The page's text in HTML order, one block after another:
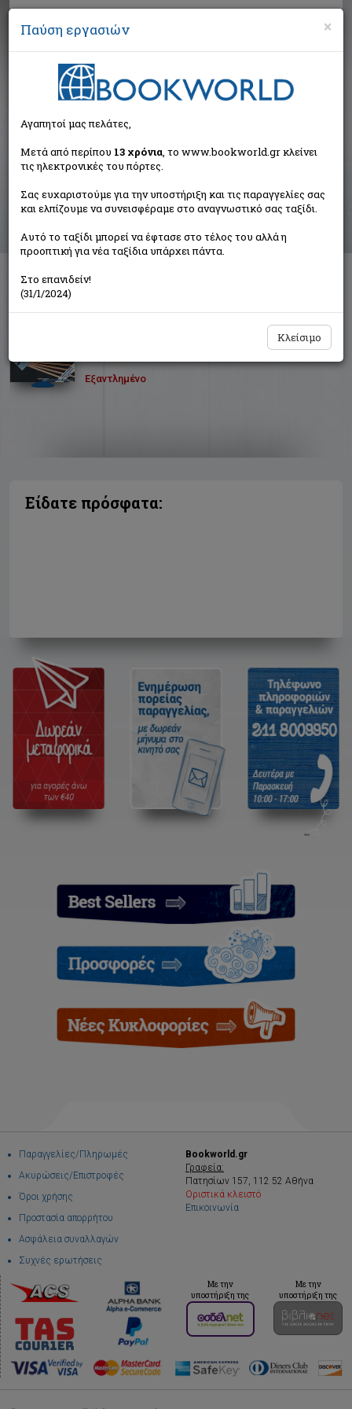
Αναζήτηση
Αποτελέσματα αναζήτησης
Συγγραφέας: Αναγνωστόπουλος Γιώργος (1
βιβλία)
Ταξινόμηση ανά:
Εξαντλημένο
Είδατε πρόσφατα:
Παραγγελίες/Πληρωμές
Ακυρώσεις/Επιστροφές
Όροι χρήσης
Προστασία απορρήτου
Ασφάλεια συναλλαγών
Συχνές ερωτήσεις
Bookworld.gr
Γραφεία:
Πατησίων 157, 112 52 Αθήνα
Οριστικά κλειστό
Επικοινωνία
Με την
υποστήριξη της
Με την
υποστήριξη της
×
Παύση εργασιών
Αγαπητοί μας πελάτες,
Μετά από περίπου 13 χρόνια, το www.bookworld.gr κλείνει
τις ηλεκτρονικές του πόρτες.
Σας ευχαριστούμε για την υποστήριξη και τις παραγγελίες σας
και ελπίζουμε να συνεισφέραμε στο αναγνωστικό σας ταξίδι.
Αυτό το ταξίδι μπορεί να έφτασε στο τέλος του αλλά η
προοπτική για νέα ταξίδια υπάρχει πάντα.
Στο επανιδείν!
(31/1/2024)
Κλείσιμο